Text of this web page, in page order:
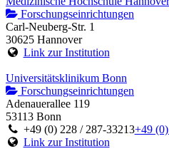
Forschungseinrichtungen
Carl-Neuberg-Str. 1
30625 Hannover
Link zur Institution
Universitätsklinikum Bonn
Forschungseinrichtungen
Adenauerallee 119
53113 Bonn
+49 (0) 228 / 287-33213+49
Link zur Institution